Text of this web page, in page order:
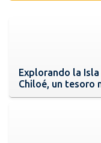
Explorando la
Chiloé, un tesoro